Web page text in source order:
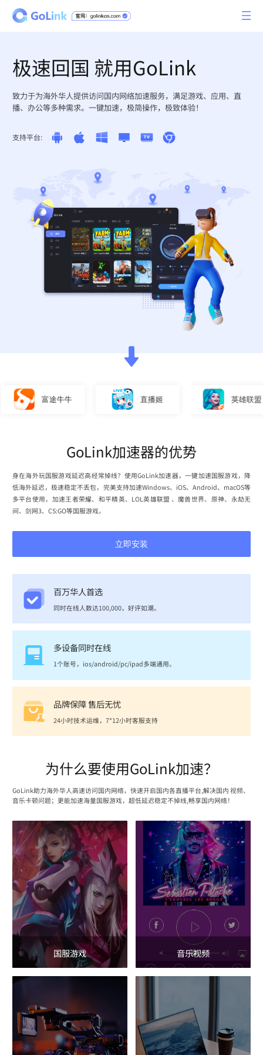
极速回国 就用GoLink
致力于为海外华人提供访问国内网络加速服务，满足游戏、应用、直
播、办公等多种需求。一键加速，极简操作，极致体验！
支持平台:
富途牛牛 直播姬 英雄联盟
GoLink加速器的优势
身在海外玩国服游戏延迟高经常掉线？使用GoLink加速器，一键加速国服游戏，降
低海外延迟，极速稳定不丢包，完美支持加速Windows、iOS、Android、macOS等
多平台使用，加速王者荣耀、和平精英、LOL英雄联盟 、魔兽世界、原神、永劫无
间、剑网3、CS:GO等国服游戏。
立即安装
百万华人首选
同时在线人数达100,000，好评如潮。
多设备同时在线
1个账号，ios/android/pc/ipad多端通用。
品牌保障 售后无忧
24小时技术运维，7*12小时客服支持
为什么要使用GoLink加速？
GoLink助力海外华人高速访问国内网络，快速开启国内各直播平台,解决国内 视频、
音乐卡顿问题；更能加速海量国服游戏，超低延迟稳定不掉线,畅享国内网络！
国服游戏 音乐视频